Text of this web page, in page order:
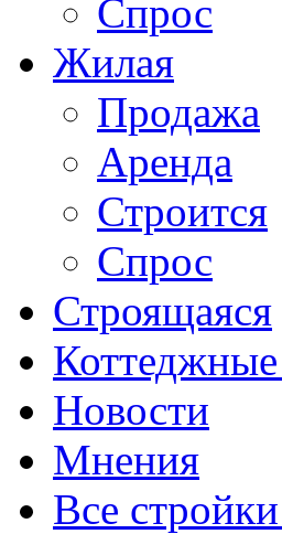
Спрос
Жилая
Продажа
Аренда
Строится
Спрос
Строящаяся
Новости
Мнения
Все